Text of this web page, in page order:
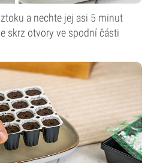
a nechte jej asi 5 minut
skrz otvory ve spodní části